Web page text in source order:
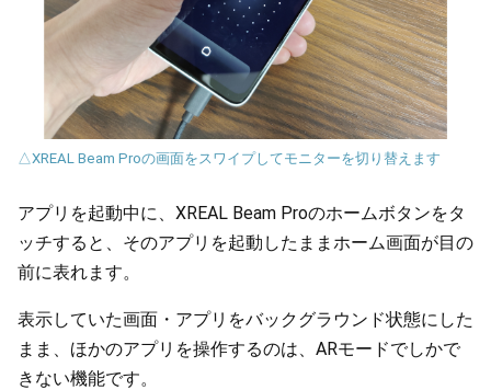
△XREAL Beam Proの画面をスワイプしてモニターを切り替えます
アプリを起動中に、XREAL Beam Proのホームボタンをタ
ッチすると、そのアプリを起動したままホーム画面が目の
前に表れます。
表示していた画面・アプリをバックグラウンド状態にした
まま、ほかのアプリを操作するのは、ARモードでしかで
きない機能です。